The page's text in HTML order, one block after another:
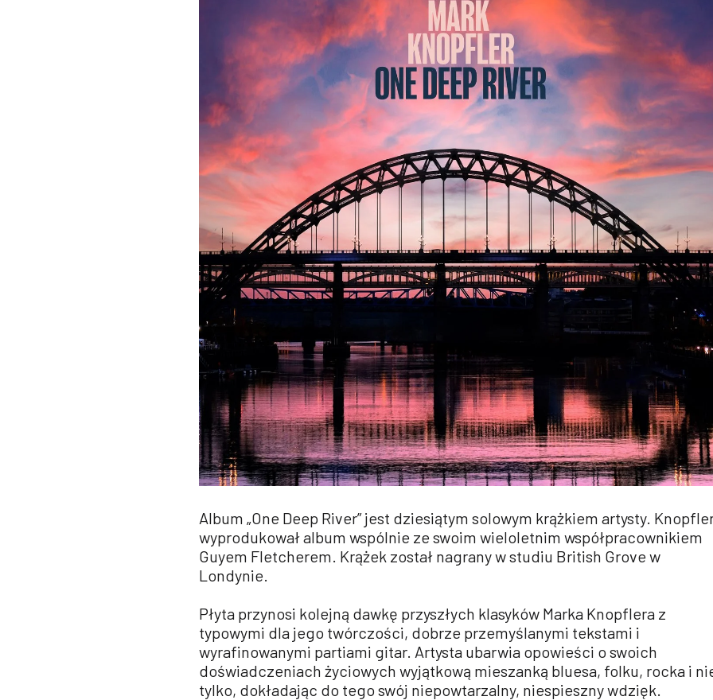
Album „One Deep River” jest dziesiątym solowym krążkiem artysty.
wyprodukował album wspólnie ze swoim wieloletnim współpracownikiem
Guyem Fletcherem. Krążek został nagrany w studiu British Grove w
Londynie.
Płyta przynosi kolejną dawkę przyszłych klasyków Marka Knopflera z
typowymi dla jego twórczości, dobrze przemyślanymi tekstami i
wyrafinowanymi partiami gitar. Artysta ubarwia opowieści o swoich
doświadczeniach życiowych wyjątkową mieszanką bluesa, folku, rocka i
tylko, dokładając do tego swój niepowtarzalny, niespieszny wdzięk.